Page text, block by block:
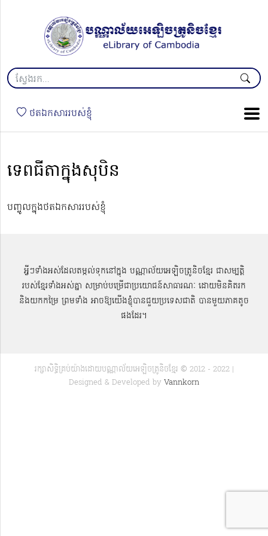
ថតឯកសាររបស់ខ្ញុំ
ទេពធីតា​ក្នុងសុបិន
បញ្ចូលក្នុងថតឯកសាររបស់ខ្ញុំ
អ្វីៗទាំងអស់ដែលតម្កល់ទុកនៅក្នុង បណ្ណាល័យអេឡិចត្រូនិចខ្មែរ ជាសម្បតិ្ត
របស់ខ្មែរទាំងអស់គ្នា សម្រាប់បម្រើជាប្រយោជន៍សាធារណៈ ដោយមិនគិតរក
និងយកកម្រៃ ព្រមទាំង អាចឱ្យយើងខ្ញុំបានជួយប្រទេសជាតិ បានមួយភាគតូច
ផងដែរ។
រក្សាសិទ្ធិគ្រប់យ៉ាងដោយបណ្ណាល័យអេឡិចត្រូនិចខ្មែរ © 2012 - 2022 |
Designed & Developed by Vannkorn